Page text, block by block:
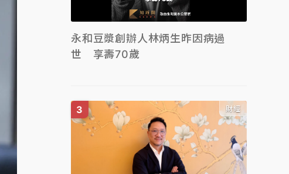
永和豆漿創辦人林炳生昨因病過
世 享壽70歲
財經